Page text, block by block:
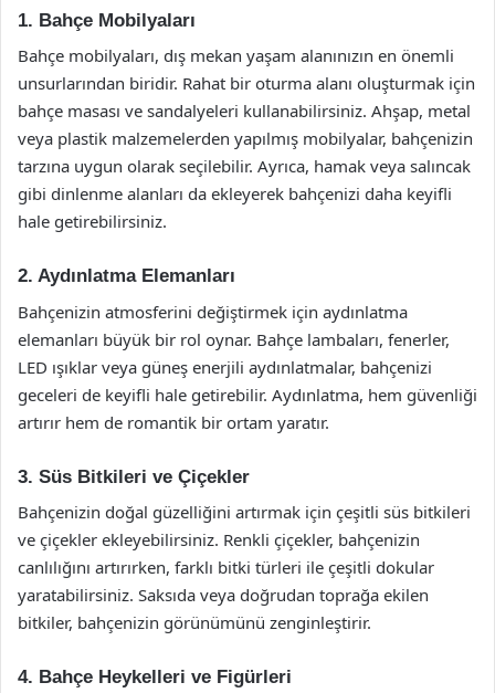
1. Bahçe Mobilyaları
Bahçe mobilyaları, dış mekan yaşam alanınızın en önemli
unsurlarından biridir. Rahat bir oturma alanı oluşturmak için
bahçe masası ve sandalyeleri kullanabilirsiniz. Ahşap, metal
veya plastik malzemelerden yapılmış mobilyalar, bahçenizin
tarzına uygun olarak seçilebilir. Ayrıca, hamak veya salıncak
gibi dinlenme alanları da ekleyerek bahçenizi daha keyifli
hale getirebilirsiniz.
2. Aydınlatma Elemanları
Bahçenizin atmosferini değiştirmek için aydınlatma
elemanları büyük bir rol oynar. Bahçe lambaları, fenerler,
LED ışıklar veya güneş enerjili aydınlatmalar, bahçenizi
geceleri de keyifli hale getirebilir. Aydınlatma, hem güvenliği
artırır hem de romantik bir ortam yaratır.
3. Süs Bitkileri ve Çiçekler
Bahçenizin doğal güzelliğini artırmak için çeşitli süs bitkileri
ve çiçekler ekleyebilirsiniz. Renkli çiçekler, bahçenizin
canlılığını artırırken, farklı bitki türleri ile çeşitli dokular
yaratabilirsiniz. Saksıda veya doğrudan toprağa ekilen
bitkiler, bahçenizin görünümünü zenginleştirir.
4. Bahçe Heykelleri ve Figürleri